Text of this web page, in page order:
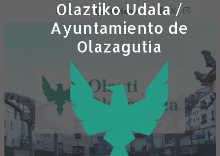
Olaztiko Udala /
Ayuntamiento de
Olazagutía
Euskara Castellano facebook
twitter